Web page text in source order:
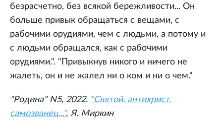
безрасчетно, без всякой бережливости... Он
больше привык обращаться с вещами, с
рабочими орудиями, чем с людьми, а потому и
с людьми обращался, как с рабочими
орудиями.". "Привыкнув никого и ничего не
жалеть, он и не жалел ни о ком и ни о чем."
"Родина" N5, 2022. "Святой, антихрист,
самозванец...", Я. Миркин